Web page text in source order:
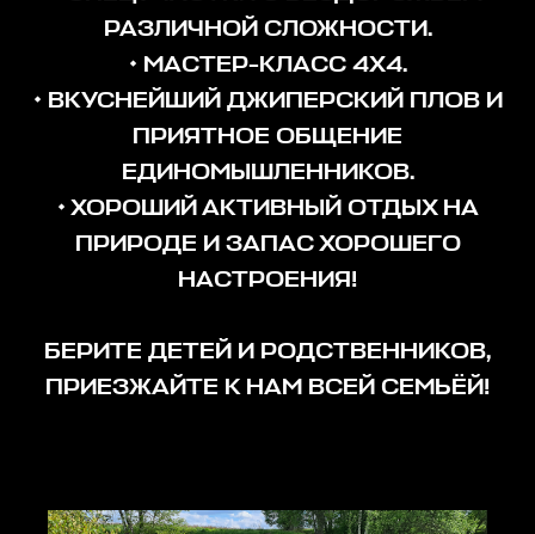
РАЗЛИЧНОЙ СЛОЖНОСТИ.
• МАСТЕР-КЛАСС 4Х4.
• ВКУСНЕЙШИЙ ДЖИПЕРСКИЙ ПЛОВ И
ПРИЯТНОЕ ОБЩЕНИЕ
ЕДИНОМЫШЛЕННИКОВ.
• ХОРОШИЙ АКТИВНЫЙ ОТДЫХ НА
ПРИРОДЕ И ЗАПАС ХОРОШЕГО
НАСТРОЕНИЯ!
БЕРИТЕ ДЕТЕЙ И РОДСТВЕННИКОВ,
ПРИЕЗЖАЙТЕ К НАМ ВСЕЙ СЕМЬЁЙ!